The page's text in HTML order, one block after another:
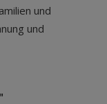
und
und